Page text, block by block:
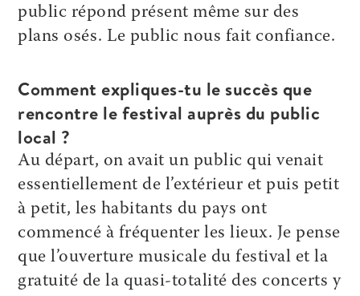
public répond présent même sur des
plans osés. Le public nous fait confiance.
Comment expliques-tu le succès que
rencontre le festival auprès du public
local ?
Au départ, on avait un public qui venait
essentiellement de l’extérieur et puis petit
à petit, les habitants du pays ont
commencé à fréquenter les lieux. Je pense
que l’ouverture musicale du festival et la
gratuité de la quasi-totalité des concerts y